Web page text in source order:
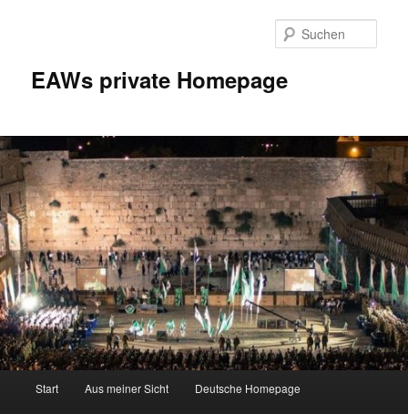
EAWs private Homepage
Start Aus meiner Sicht Deutsche Homepage